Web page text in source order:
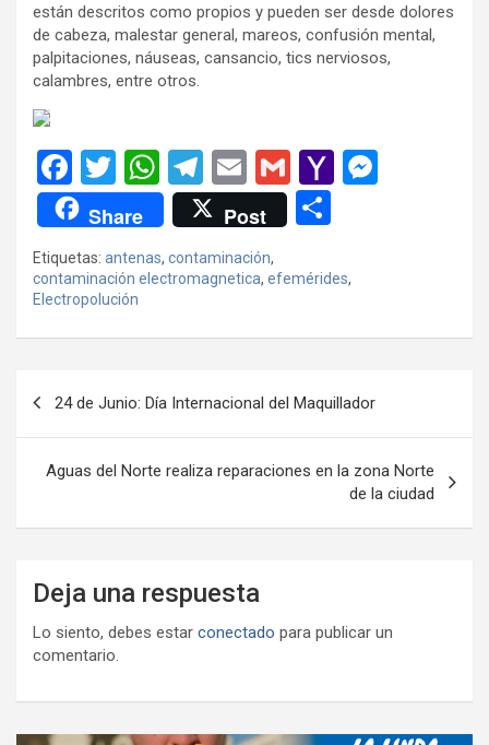
están descritos como propios y pueden ser desde dolores
de cabeza, malestar general, mareos, confusión mental,
palpitaciones, náuseas, cansancio, tics nerviosos,
calambres, entre otros.
F
a
ce
b
o
o
T
wi
tt
er
W
h
at
s
p
T
el
e
gr
m
E
m
ail
G
m
ail
Y
o
M er
Share Post
m
ar
Etiquetas: antenas, contaminación,
contaminación electromagnetica, efemérides,
Electropolución
entradas
24 de Junio: Día Internacional del Maquillador
Aguas del Norte realiza reparaciones en la zona Norte
de la ciudad
Deja una respuesta
Lo siento, debes estar conectado para publicar un
comentario.